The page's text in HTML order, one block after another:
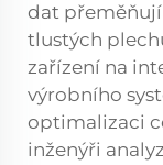
dat
tlustých
zařízení na
výrobního
optimalizaci
inženýři